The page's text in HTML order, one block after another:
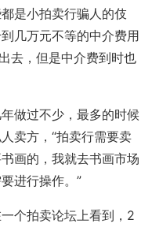
是小拍卖行骗人的伎
几万元不等的中介费用
去，但是中介费到时也
做过不少，最多的时候
卖方，“拍卖行需要卖
画的，我就去书画市场
进行操作。”
个拍卖论坛上看到，2